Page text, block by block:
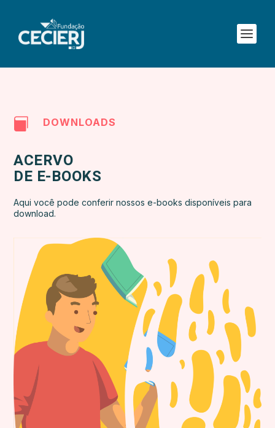
 DOWNLOADS
ACERVO
DE E-BOOKS
Aqui você pode conferir nossos e-books disponíveis para
download.